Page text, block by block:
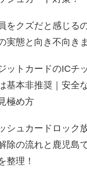
をクズだと感じる
実態と向き不向き
ットカードのICチ
基本非推奨｜安全
極め方
シュカードロック
除の流れと鹿児島
整理！